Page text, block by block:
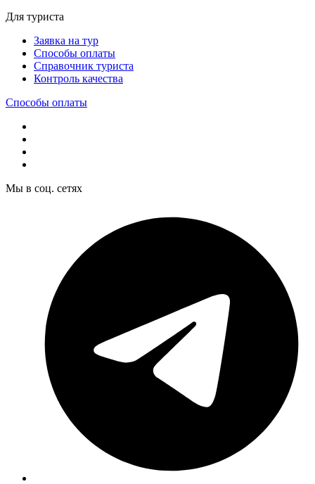
Для туриста
Заявка на тур
Способы оплаты
Справочник туриста
Контроль качества
Способы оплаты
Мы в соц. сетях